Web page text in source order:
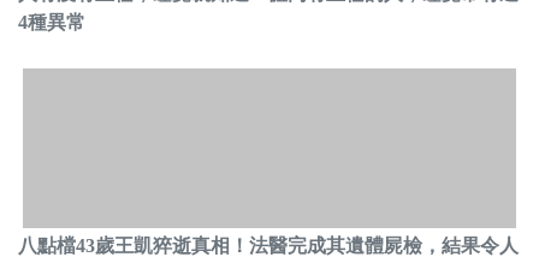
4種異常
八點檔43歲王凱猝逝真相！法醫完成其遺體屍檢，結果令人